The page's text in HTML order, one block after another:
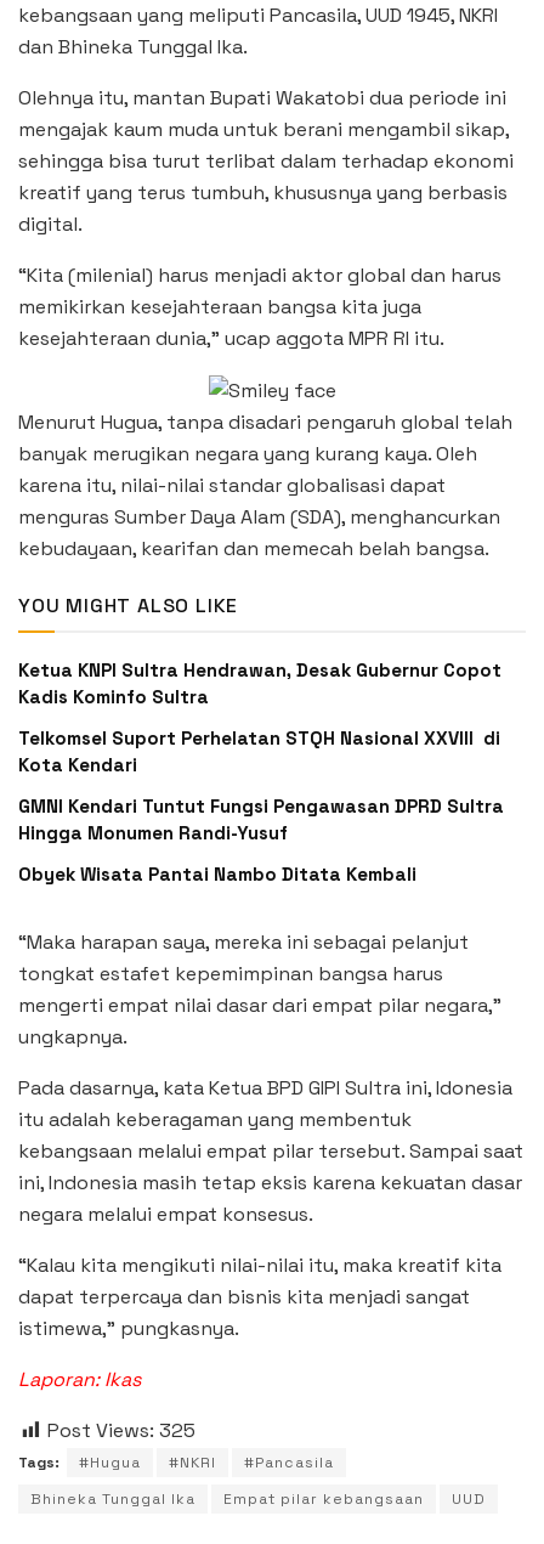
kebangsaan yang meliputi Pancasila, UUD 1945, NKRI
dan Bhineka Tunggal Ika.
Olehnya itu, mantan Bupati Wakatobi dua periode ini
mengajak kaum muda untuk berani mengambil sikap,
sehingga bisa turut terlibat dalam terhadap ekonomi
kreatif yang terus tumbuh, khususnya yang berbasis
digital.
“Kita (milenial) harus menjadi aktor global dan harus
memikirkan kesejahteraan bangsa kita juga
kesejahteraan dunia,” ucap aggota MPR RI itu.
Menurut Hugua, tanpa disadari pengaruh global telah
banyak merugikan negara yang kurang kaya. Oleh
karena itu, nilai-nilai standar globalisasi dapat
menguras Sumber Daya Alam (SDA), menghancurkan
kebudayaan, kearifan dan memecah belah bangsa.
YOU MIGHT ALSO LIKE
Ketua KNPI Sultra Hendrawan, Desak Gubernur Copot
Kadis Kominfo Sultra
Telkomsel Suport Perhelatan STQH Nasional XXVIII di
Kota Kendari
GMNI Kendari Tuntut Fungsi Pengawasan DPRD Sultra
Hingga Monumen Randi-Yusuf ‎
Obyek Wisata Pantai Nambo Ditata Kembali
“Maka harapan saya, mereka ini sebagai pelanjut
tongkat estafet kepemimpinan bangsa harus
mengerti empat nilai dasar dari empat pilar negara,”
ungkapnya.
Pada dasarnya, kata Ketua BPD GIPI Sultra ini, Idonesia
itu adalah keberagaman yang membentuk
kebangsaan melalui empat pilar tersebut. Sampai saat
ini, Indonesia masih tetap eksis karena kekuatan dasar
negara melalui empat konsesus.
“Kalau kita mengikuti nilai-nilai itu, maka kreatif kita
dapat terpercaya dan bisnis kita menjadi sangat
istimewa,” pungkasnya.
Laporan: Ikas
Post Views: 325
Tags: #Hugua #NKRI
#Pancasila
Bhineka Tunggal Ika
Empat pilar kebangsaan UUD